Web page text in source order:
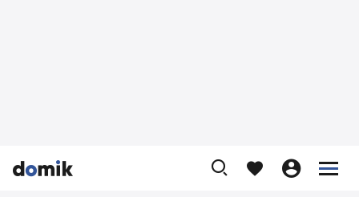


    

